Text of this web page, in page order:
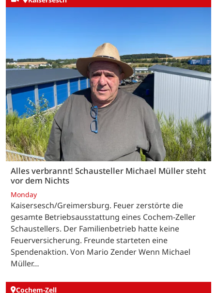
Alles verbrannt! Schausteller Michael Müller steht
vor dem Nichts
Monday
Kaisersesch/Greimersburg. Feuer zerstörte die
gesamte Betriebsausstattung eines Cochem-Zeller
Schaustellers. Der Familienbetrieb hatte keine
Feuerversicherung. Freunde starteten eine
Spendenaktion. Von Mario Zender Wenn Michael
Müller…
Cochem-Zell